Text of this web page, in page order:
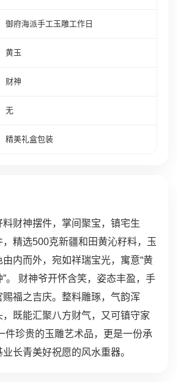
御府海派手工玉雕工作日
黄玉
财神
无
精美礼盒包装
财神摆件，掌间聚宝，镇宅生
精选500克新疆和田黄沁籽料，玉
内而外，宛如祥瑞宝光，寓意“黄
。 财神爷开怀含笑，姿态丰盈，手
福之吉庆。整料雕琢，气韵浑
既能汇聚八方财气，又可镇守家
件珍贵的玉雕艺术品，更是一份承
长青美好祝愿的风水重器。